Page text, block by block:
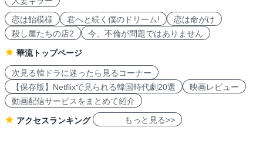
恋は飴模様
君へと続く僕のドリーム!
恋は命がけ
殺し屋たちの店2
今、不倫が問題ではありません
華流トップページ
次見る韓ドラに迷ったら見るコーナー
【保存版】Netflixで見られる韓国時代劇20選
映画レビュー
動画配信サービスをまとめて紹介
アクセスランキング もっと見る>>